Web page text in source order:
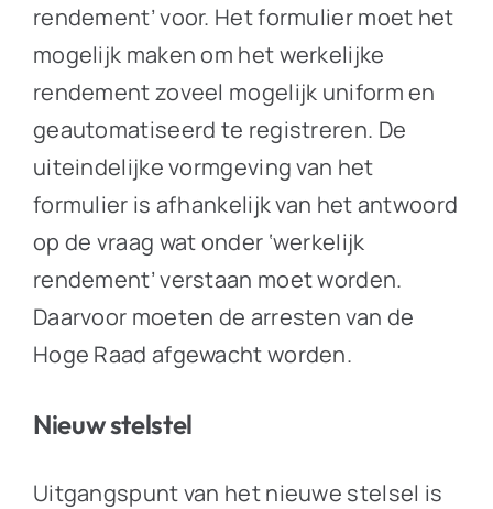
rendement’ voor. Het formulier moet het
mogelijk maken om het werkelijke
rendement zoveel mogelijk uniform en
geautomatiseerd te registreren. De
uiteindelijke vormgeving van het
formulier is afhankelijk van het antwoord
op de vraag wat onder ‘werkelijk
rendement’ verstaan moet worden.
Daarvoor moeten de arresten van de
Hoge Raad afgewacht worden.
Nieuw stelstel
Uitgangspunt van het nieuwe stelsel is